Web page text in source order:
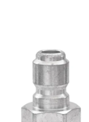
MYČKY